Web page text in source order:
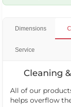
Dimensions
Service
Cleaning
All of our
helps overflow